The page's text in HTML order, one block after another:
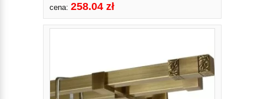
cena: 258.04 zł